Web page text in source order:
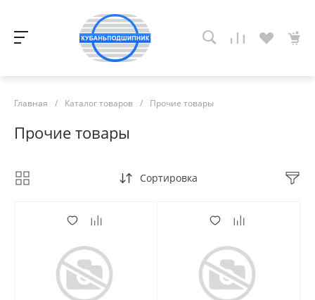
Главная / Каталог товаров / Прочие товары
Прочие товары
Сортировка